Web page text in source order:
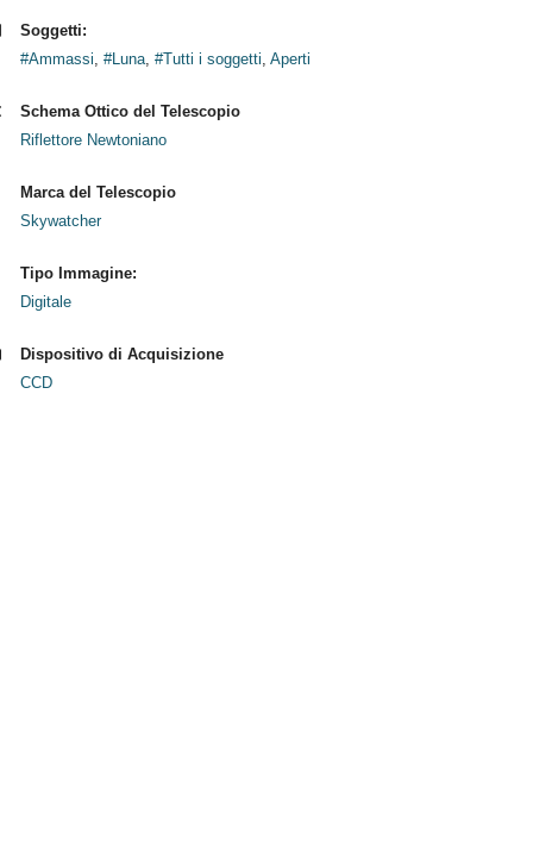
Soggetti:
#Ammassi, #Luna, #Tutti i soggetti, Aperti
Schema Ottico del Telescopio
Riflettore Newtoniano
Marca del Telescopio
Skywatcher
Tipo Immagine:
Digitale
Dispositivo di Acquisizione
CCD